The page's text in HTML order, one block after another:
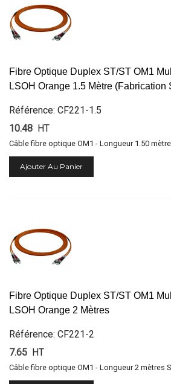
Fibre Optique Duplex ST/ST OM1
LSOH Orange 1.5 Mètre (Fabrication
Référence: CF221-1.5
10.48 HT
Câble fibre optique OM1 - Longueur 1.50 mètre
Ajouter Au Panier
Fibre Optique Duplex ST/ST OM1
LSOH Orange 2 Mètres
Référence: CF221-2
7.65 HT
Câble fibre optique OM1 - Longueur 2 mètres